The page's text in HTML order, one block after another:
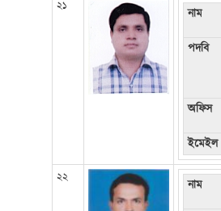
২১ নাম
পদবি
অফিস
ইমেইল
২২ নাম